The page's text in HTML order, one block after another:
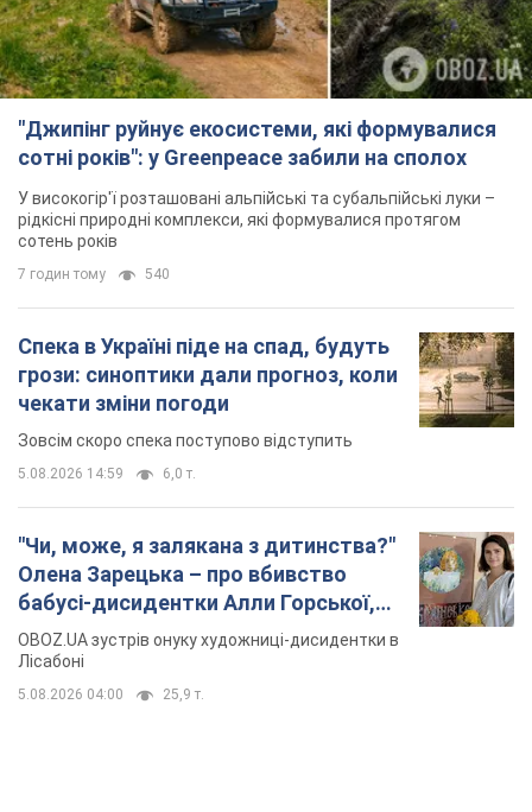
"Джипінг руйнує екосистеми, які формувалися
сотні років": у Greenpeace забили на сполох
У високогір'ї розташовані альпійські та субальпійські луки –
рідкісні природні комплекси, які формувалися протягом
сотень років
7 годин тому 540
Спека в Україні піде на спад, будуть
грози: синоптики дали прогноз, коли
чекати зміни погоди
Зовсім скоро спека поступово відступить
5.08.2026 14:59 6,0 т.
"Чи, може, я залякана з дитинства?"
Олена Зарецька – про вбивство
бабусі-дисидентки Алли Горської,
критику Дмитра Стуса та втечу в
Португалію з 5 дітьми
OBOZ.UA зустрів онуку художниці-дисидентки в
Лісабоні
5.08.2026 04:00 25,9 т.